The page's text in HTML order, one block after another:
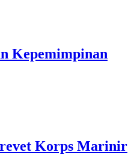
Kepemimpinan
Korps Marinir